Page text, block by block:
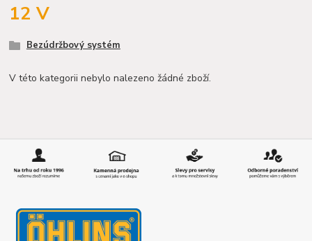
12 V
Bezúdržbový systém
V této kategorii nebylo nalezeno žádné zboží.